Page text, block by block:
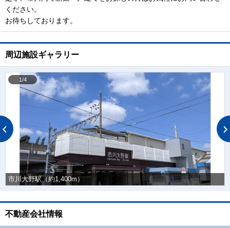
ください。
お待ちしております。
周辺施設ギャラリー
市川大野駅（約1,400m）
1/4
不動産会社情報